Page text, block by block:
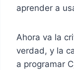
aprender a
Ahora va la
verdad, y la
a programar